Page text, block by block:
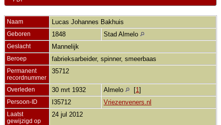
Naam Lucas Johannes Bakhuis
Geboren 1848 Stad Almelo
Geslacht Mannelijk
Beroep fabrieksarbeider, spinner, smeerbaas
Permanent
recordnummer
35712
Overleden 30 mrt 1932 Almelo [1 ]
Persoon-ID I35712 Vriezenveners.nl
Laatst
gewijzigd op
24 jul 2012